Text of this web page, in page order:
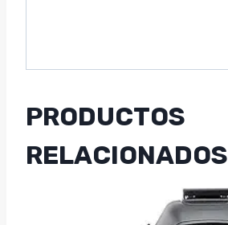
PRODUCTOS
RELACIONADOS